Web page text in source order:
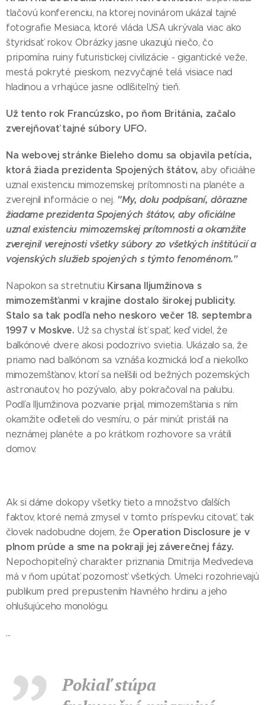
tlačovú konferenciu, na ktorej novinárom ukázal tajné
fotografie Mesiaca, ktoré vláda USA ukrývala viac ako
štyridsať rokov. Obrázky jasne ukazujú niečo, čo
pripomína ruiny futuristickej civilizácie - gigantické veže,
mestá pokryté pieskom, nezvyčajné telá visiace nad
hladinou a vrhajúce jasne odlíšiteľný tieň.
Už tento rok Francúzsko, po ňom Británia, začalo
zverejňovať tajné súbory UFO.
Na webovej stránke Bieleho domu sa objavila petícia,
ktorá žiada prezidenta Spojených štátov, aby oficiálne
uznal existenciu mimozemskej prítomnosti na planéte a
zverejnil informácie o nej. "My, dolu podpísaní, dôrazne
žiadame prezidenta Spojených štátov, aby oficiálne
uznal existenciu mimozemskej prítomnosti a okamžite
zverejnil verejnosti všetky súbory zo všetkých inštitúcií a
vojenských služieb spojených s týmto fenoménom."
Napokon sa stretnutiu Kirsana Iljumžinova s
mimozemšťanmi v krajine dostalo širokej publicity.
Stalo sa tak podľa neho neskoro večer 18. septembra
1997 v Moskve. Už sa chystal ísť spať, keď videl, že
balkónové dvere akosi podozrivo svietia. Ukázalo sa, že
priamo nad balkónom sa vznáša kozmická loď a niekoľko
mimozemšťanov, ktorí sa nelíšili od bežných pozemských
astronautov, ho pozývalo, aby pokračoval na palubu.
Podľa Iľjumžinova pozvanie prijal, mimozemšťania s ním
okamžite odleteli do vesmíru, o pár minút pristáli na
neznámej planéte a po krátkom rozhovore sa vrátili
domov.
Ak si dáme dokopy všetky tieto a množstvo ďalších
faktov, ktoré nemá zmysel v tomto príspevku citovať, tak
človek nadobudne dojem, že Operation Disclosure je v
plnom prúde a sme na pokraji jej záverečnej fázy.
Nepochopiteľný charakter priznania Dmitrija Medvedeva
má v ňom upútať pozornosť všetkých. Umelci rozohrievajú
publikum pred prepustením hlavného hrdinu a jeho
ohlušujúceho monológu.
...
Pokiaľ stúpa